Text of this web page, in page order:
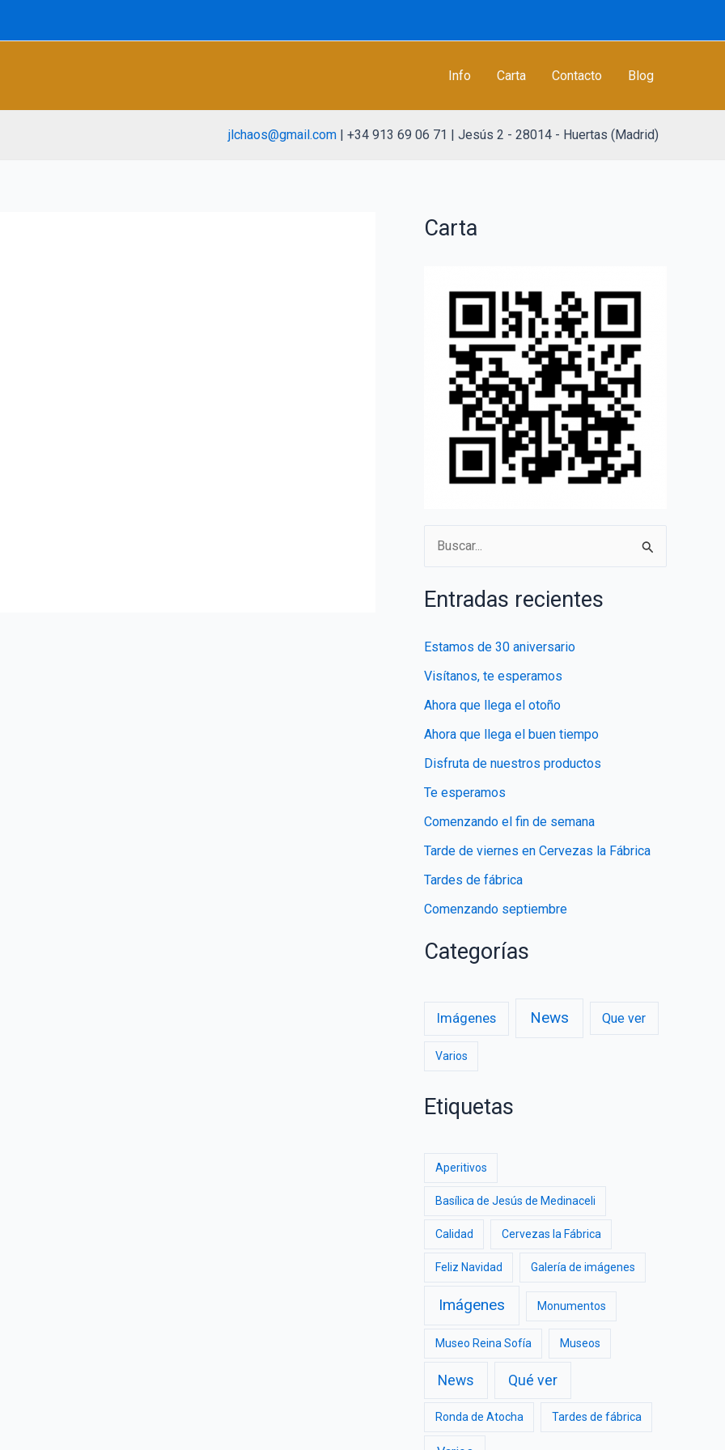
Info Carta Contacto Blog
jlchaos@gmail.com | +34 913 69 06 71 | Jesús 2 - 28014 - Huertas (Madrid)
Carta
u
s
a
:
Entradas recientes
Estamos de 30 aniversario
Visítanos, te esperamos
Ahora que llega el otoño
Ahora que llega el buen tiempo
Disfruta de nuestros productos
Te esperamos
Comenzando el fin de semana
Tarde de viernes en Cervezas la Fábrica
Tardes de fábrica
Comenzando septiembre
Categorías
Imágenes News Que ver
Varios
Etiquetas
Aperitivos
Basílica de Jesús de Medinaceli
Calidad Cervezas la Fábrica
Feliz Navidad Galería de imágenes
Imágenes Monumentos
Museo Reina Sofía Museos
News Qué ver
Ronda de Atocha Tardes de fábrica